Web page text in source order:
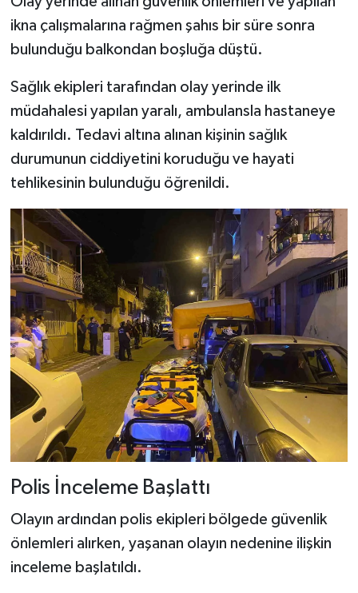
ikna çalışmalarına rağmen şahıs bir süre sonra
bulunduğu balkondan boşluğa düştü.
Sağlık ekipleri tarafından olay yerinde ilk
müdahalesi yapılan yaralı, ambulansla hastaneye
kaldırıldı. Tedavi altına alınan kişinin sağlık
durumunun ciddiyetini koruduğu ve hayati
tehlikesinin bulunduğu öğrenildi.
Polis İnceleme Başlattı
Olayın ardından polis ekipleri bölgede güvenlik
önlemleri alırken, yaşanan olayın nedenine ilişkin
inceleme başlatıldı.